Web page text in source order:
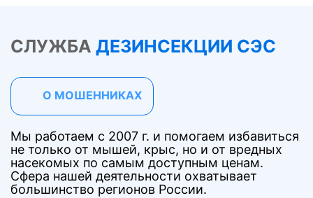
СЛУЖБА ДЕЗИНСЕКЦИИ СЭС
О МОШЕННИКАХ
Мы работаем с 2007 г. и помогаем избавиться
не только от мышей, крыс, но и от вредных
насекомых по самым доступным ценам.
Сфера нашей деятельности охватывает
большинство регионов России.